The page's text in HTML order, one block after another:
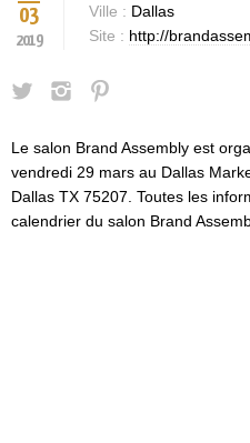
03
2019
Ville : Dallas
Site : http://
Le salon Brand Assembly est
vendredi 29 mars au Dallas
Dallas TX 75207. Toutes les
calendrier du salon Brand